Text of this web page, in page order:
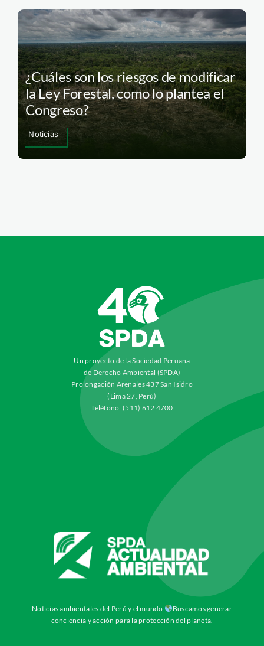
¿Cuáles son los riesgos de modificar
la Ley Forestal, como lo plantea el
Congreso?
Noticias
Un proyecto de la Sociedad Peruana
de Derecho Ambiental (SPDA)
Prolongación Arenales 437 San Isidro
(Lima 27, Perú)
Teléfono: (511) 612 4700
Noticias ambientales del Perú y el mundo
Buscamos generar
conciencia y acción para la protección del planeta.